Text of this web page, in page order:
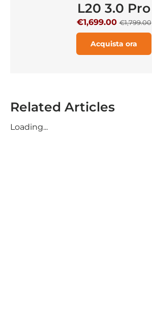
L20 3.0 Pro
€1,699.00€1,799.00
Acquista ora
Related Articles
Loading...